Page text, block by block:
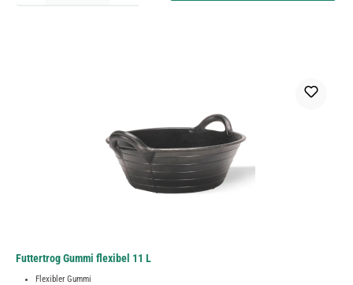
Futtertrog Gummi flexibel 11 L
Flexibler Gummi